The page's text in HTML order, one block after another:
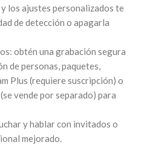
los ajustes personalizados te
de detección o apagarla
obtén una grabación segura
de personas, paquetes,
Plus (requiere suscripción) o
vende por separado) para
y hablar con invitados o
mejorado.